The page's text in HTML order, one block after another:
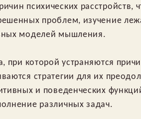
психических расстройств,
проблем, изучение
моделей мышления.
при которой устраняются
стратегии для их
и поведенческих
различных задач.